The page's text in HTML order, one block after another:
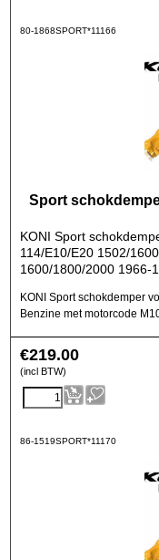
80-1868SPORT*11166
Sport
KONI Sport
114/E10/E20 1502/
1600/1800/2000 1966-
KONI Sport schokdemper
Benzine met motorcode
€219.00
(incl BTW)
86-1519SPORT*11170